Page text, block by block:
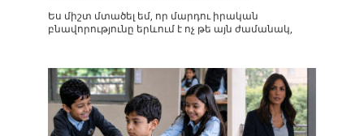
Ես միշտ մտածել եմ, որ մարդու իրական
բնավորությունը երևում է ոչ թե այն ժամանակ,